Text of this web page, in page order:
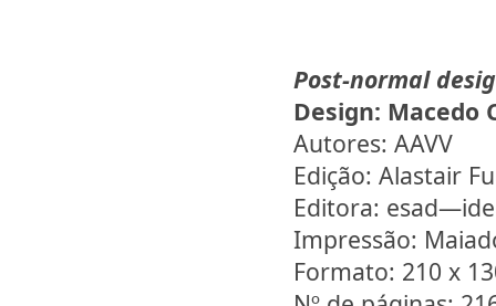
Post-normal
Design: Macedo
Autores: AAVV
Edição: Alastair
Editora:
Impressão:
Formato: 210 x